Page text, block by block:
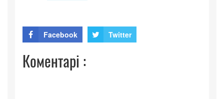
Facebook Twitter
Коментарі :